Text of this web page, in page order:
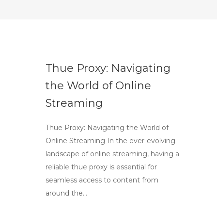
Thue Proxy: Navigating
the World of Online
Streaming
Thue Proxy: Navigating the World of
Online Streaming In the ever-evolving
landscape of online streaming, having a
reliable thue proxy is essential for
seamless access to content from
around the…